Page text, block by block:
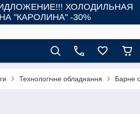
ХОЛОДИЛЬНАЯ
"КАРОЛИНА" -30%
Технологічне обладнання Барне